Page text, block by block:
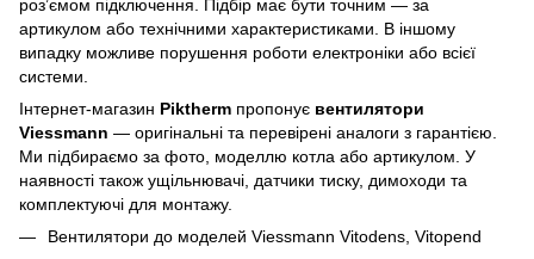
роз’ємом підключення. Підбір має бути точним — за
артикулом або технічними характеристиками. В іншому
випадку можливе порушення роботи електроніки або всієї
системи.
Інтернет-магазин Piktherm пропонує вентилятори
Viessmann — оригінальні та перевірені аналоги з гарантією.
Ми підбираємо за фото, моделлю котла або артикулом. У
наявності також ущільнювачі, датчики тиску, димоходи та
комплектуючі для монтажу.
Вентилятори до моделей Viessmann Vitodens, Vitopend